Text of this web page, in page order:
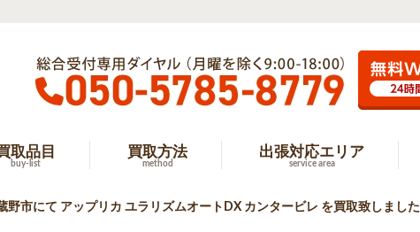
取品目
buy-list
買取方法
method
出張対応エリア
service area
野市にて アップリカ ユラリズムオートDX カンタービレ を買取致しました